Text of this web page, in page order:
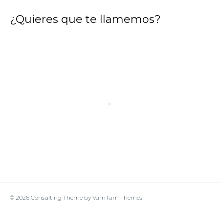
¿Quieres que te llamemos?
© 2026 Consulting Theme by VamTam Themes